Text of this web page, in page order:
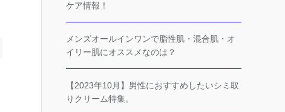
ケア情報！
メンズオールインワンで脂性肌・混合肌・オ
イリー肌にオススメなのは？
【2023年10月】男性におすすめしたいシミ取
りクリーム特集。